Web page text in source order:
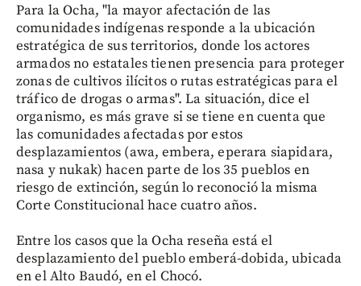
Para la Ocha, "la mayor afectación de las
comunidades indígenas responde a la ubicación
estratégica de sus territorios, donde los actores
armados no estatales tienen presencia para proteger
zonas de cultivos ilícitos o rutas estratégicas para el
tráfico de drogas o armas". La situación, dice el
organismo, es más grave si se tiene en cuenta que
las comunidades afectadas por estos
desplazamientos (awa, embera, eperara siapidara,
nasa y nukak) hacen parte de los 35 pueblos en
riesgo de extinción, según lo reconoció la misma
Corte Constitucional hace cuatro años.
Entre los casos que la Ocha reseña está el
desplazamiento del pueblo emberá-dobida, ubicada
en el Alto Baudó, en el Chocó.